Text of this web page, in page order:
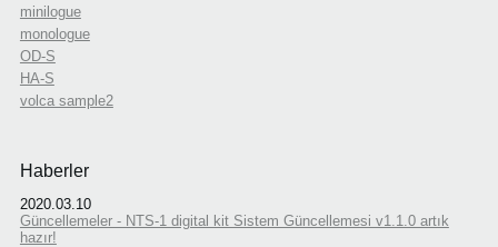
minilogue
monologue
OD-S
HA-S
volca sample2
Haberler
2020.03.10
Güncellemeler - NTS-1 digital kit Sistem Güncellemesi v1.1.0 artık
hazır!